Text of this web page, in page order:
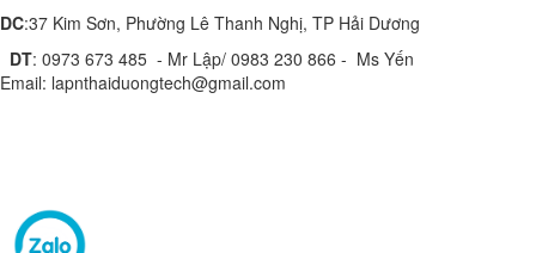
DC:37 Kim Sơn, Phường Lê Thanh Nghị, TP Hải Dương
DT: 0973 673 485 - Mr Lập/ 0983 230 866 - Ms Yến
Email: lapnthaiduongtech@gmail.com